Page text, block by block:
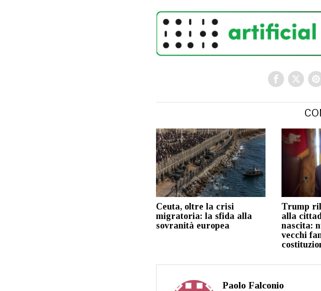
Ceuta, oltre la crisi
migratoria: la sfida alla
sovranità europea
Trump
alla
nascita:
vecchi
Paolo Falconio